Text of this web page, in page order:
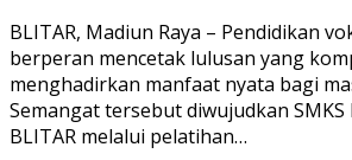
BLITAR, Madiun Raya – Pendidikan
berperan mencetak lulusan yang
menghadirkan manfaat nyata bagi
Semangat tersebut diwujudkan SMKS
BLITAR melalui pelatihan…